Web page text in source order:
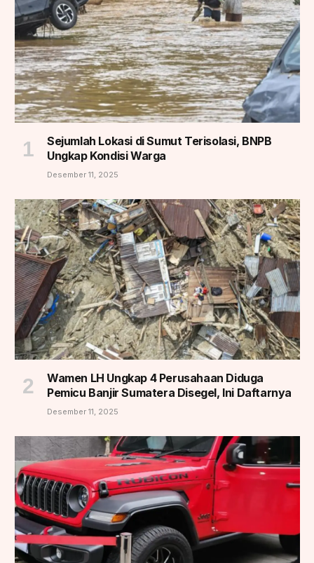
Sejumlah Lokasi di Sumut Terisolasi, BNPB
Ungkap Kondisi Warga
Desember 11, 2025
Wamen LH Ungkap 4 Perusahaan Diduga
Pemicu Banjir Sumatera Disegel, Ini Daftarnya
Desember 11, 2025